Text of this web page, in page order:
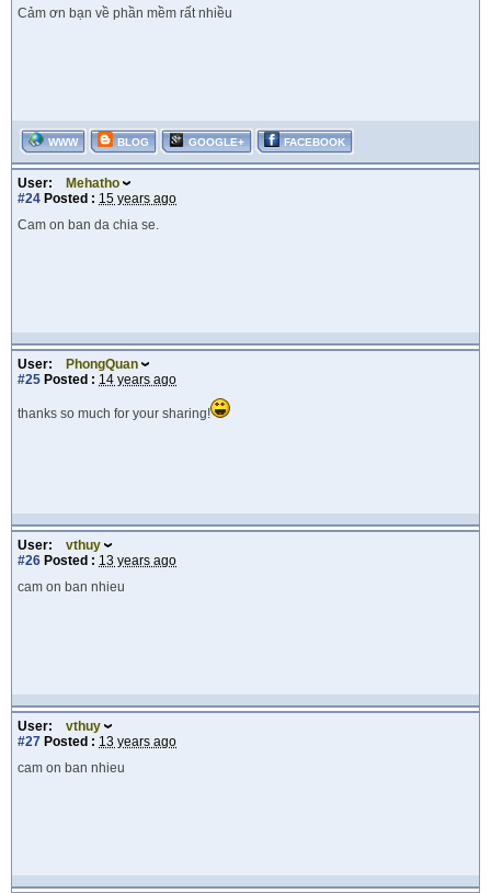
Cảm ơn bạn về phần mềm rất nhiều
WWW BLOG FACEBOOK
GOOGLE+
User:
Mehatho
#24 Posted : 15 years ago
Cam on ban da chia se.
User:
PhongQuan
#25 Posted : 14 years ago
thanks so much for your sharing!
User:
vthuy
#26 Posted : 13 years ago
cam on ban nhieu
User:
vthuy
#27 Posted : 13 years ago
cam on ban nhieu